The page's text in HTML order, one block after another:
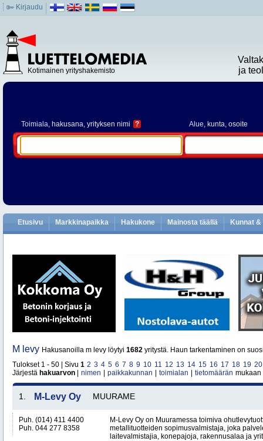
Kirjaudu
Kotimainen yrityshakemisto
ja
Toimiala, hakusana, yrityksen nimi ? Alue, kunta, osoite
Etusivu Markkinapaikka Hakukone Mainosta täällä Kunnat
M levy Hakusanoilla m levy löytyi 1682 yritystä. Haun tarkentaminen on
Tulokset 1 - 50 | Sivu 1 2 3 4 5 6 7 8 9 10 11 12 13 14 15 16 17 18 19 20
Järjestä hakuarvon nimen paikkakunnan toimialan tietomäärän mukaan
1. M-Levy Oy MUURAME
Puh. (014) 411 4400
Puh. 044 277 8358
M-Levy Oy on Muuramessa toimiva
metallituotteiden sopimusvalmistaja, joka
laitevalmistajia, konepajoja, rakennusalaa ja